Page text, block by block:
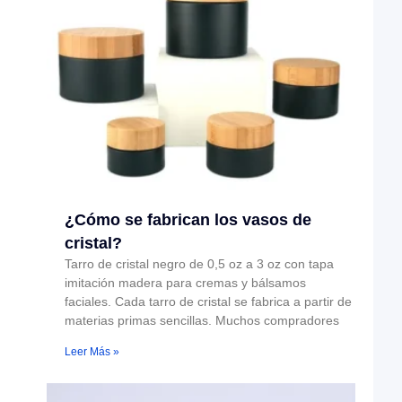
¿Cómo se fabrican los vasos de
cristal?
Tarro de cristal negro de 0,5 oz a 3 oz con tapa
imitación madera para cremas y bálsamos
faciales. Cada tarro de cristal se fabrica a partir de
materias primas sencillas. Muchos compradores
Leer Más »